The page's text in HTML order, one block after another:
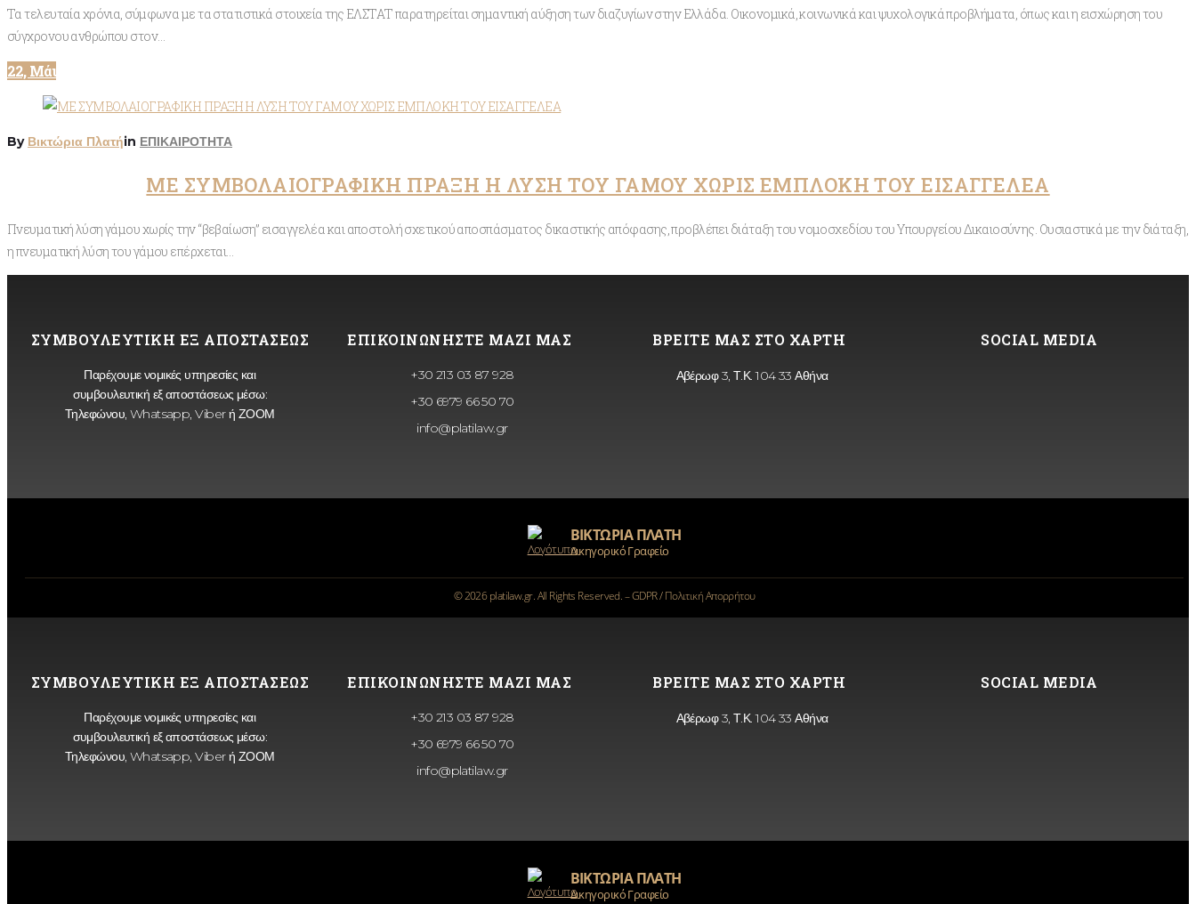
Τα τελευταία χρόνια, σύμφωνα με τα στατιστικά στοιχεία της ΕΛΣΤΑΤ παρατηρείται σημαντική αύξηση των διαζυγίων στην Ελλάδα. Οικονομικά, κοινωνικά και ψυχολογικά προβλήματα, όπως και η εισχώρηση του
σύγχρονου ανθρώπου στον…
22, Μάι
By Βικτώρια Πλατήin ΕΠΙΚΑΙΡΟΤΗΤΑ
ΜΕ ΣΥΜΒΟΛΑΙΟΓΡΑΦΙΚΗ ΠΡΑΞΗ Η ΛΥΣΗ ΤΟΥ ΓΑΜΟΥ ΧΩΡΙΣ ΕΜΠΛΟΚΗ ΤΟΥ ΕΙΣΑΓΓΕΛΕΑ
Πνευματική λύση γάμου χωρίς την “βεβαίωση” εισαγγελέα και αποστολή σχετικού αποσπάσματος δικαστικής απόφασης, προβλέπει διάταξη του νομοσχεδίου του Υπουργείου Δικαιοσύνης. Ουσιαστικά με την διάταξη,
η πνευματική λύση του γάμου επέρχεται…
ΣΥΜΒΟΥΛΕΥΤΙΚΗ ΕΞ ΑΠΟΣΤΑΣΕΩΣ
Παρέχουμε νομικές υπηρεσίες και
συμβουλευτική εξ αποστάσεως μέσω:
Τηλεφώνου, Whatsapp, Viber ή ΖΟΟΜ
ΕΠΙΚΟΙΝΩΝΗΣΤΕ ΜΑΖΙ ΜΑΣ
+30 213 03 87 928
+30 6979 66 50 70
info@platilaw.gr
ΒΡΕΙΤΕ ΜΑΣ ΣΤΟ ΧΑΡΤΗ
Αβέρωφ 3, Τ.Κ. 104 33 Αθήνα
SOCIAL MEDIA
ΒΙΚΤΩΡΙΑ ΠΛΑΤΗ
Δικηγορικό Γραφείο
©2026platilaw.gr. All Rights Reserved. –GDPR / Πολιτική Απορρήτου
ΣΥΜΒΟΥΛΕΥΤΙΚΗ ΕΞ ΑΠΟΣΤΑΣΕΩΣ
Παρέχουμε νομικές υπηρεσίες και
συμβουλευτική εξ αποστάσεως μέσω:
Τηλεφώνου, Whatsapp, Viber ή ΖΟΟΜ
ΕΠΙΚΟΙΝΩΝΗΣΤΕ ΜΑΖΙ ΜΑΣ
+30 213 03 87 928
+30 6979 66 50 70
info@platilaw.gr
ΒΡΕΙΤΕ ΜΑΣ ΣΤΟ ΧΑΡΤΗ
Αβέρωφ 3, Τ.Κ. 104 33 Αθήνα
SOCIAL MEDIA
ΒΙΚΤΩΡΙΑ ΠΛΑΤΗ
Δικηγορικό Γραφείο